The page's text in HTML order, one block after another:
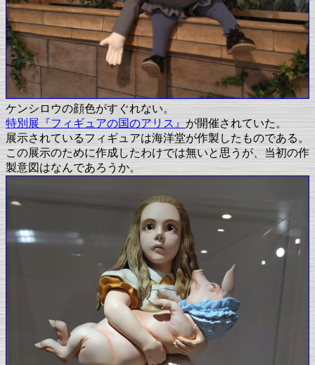
ケンシロウの顔色がすぐれない。
特別展『フィギュアの国のアリス』が開催されていた。
展示されているフィギュアは海洋堂が作製したものである。
この展示のために作成したわけでは無いと思うが、当初の作
製意図はなんであろうか。